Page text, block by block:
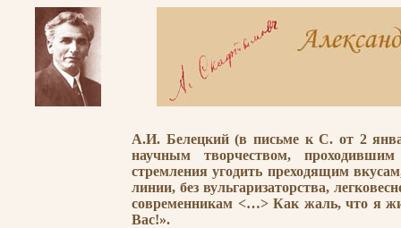
А.И. Белецкий (в письме к С. от 2
научным творчеством,
стремления угодить преходящим
линии, без вульгаризаторства,
современникам <…> Как жаль, что я
Вас!».